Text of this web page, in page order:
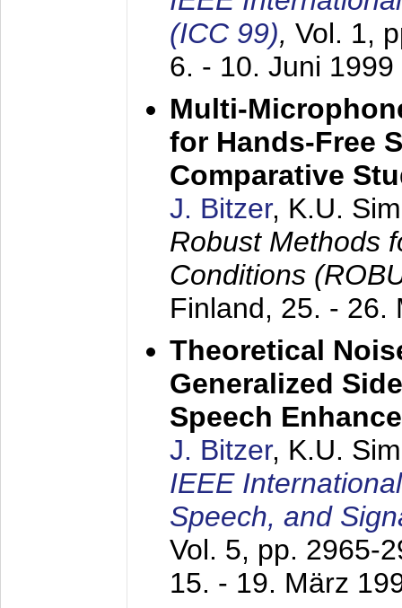
(ICC 99), Vol. 1,
6. - 10. Juni 1999
Multi-
for Hands-Free
Comparative
J. Bitzer, K.U.
Robust Methods
Conditions
Finland, 25. - 26.
Theoretical
Generalized
Speech
J. Bitzer, K.U.
IEEE
Speech, and
Vol. 5, pp. 2965-
15. - 19. März